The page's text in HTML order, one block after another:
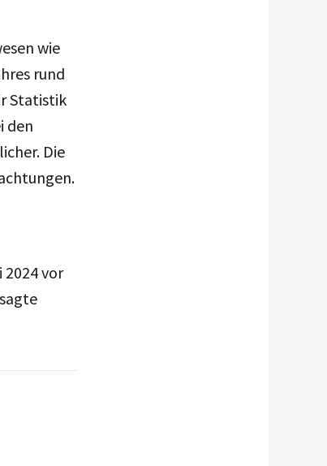
wie
rund
Statistik
den
Die
vor